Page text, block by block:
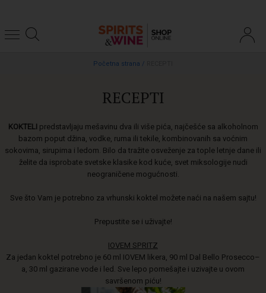
Početna strana /
RECEPTI
KOKTELI predstavljaju mešavinu dva ili više pića, najčešće sa alkoholnom
bazom poput džina, vodke, ruma ili tekile, kombinovanih sa voćnim
sokovima, sirupima i ledom. Bilo da tražite osveženje za tople letnje dane ili
želite da isprobate svetske klasike kod kuće, svet miksologije nudi
neograničene mogućnosti.
Sve što Vam je potrebno za vrhunski koktel možete naći na našem sajtu!
Prepustite se i uživajte!
IOVEM SPRITZ
Za jedan koktel potrebno je 60 ml IOVEM likera, 90 ml Dal Bello Prosecco–
a, 30 ml gazirane vode i led. Sve lepo pomešajte i uzivajte u ovom
savršenom piću!